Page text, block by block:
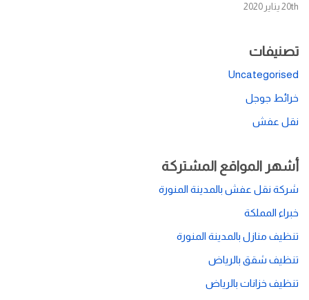
20th يناير 2020
تصنيفات
Uncategorised
خرائط جوجل
نقل عفش
أشهر المواقع المشتركة
شركة نقل عفش بالمدينة المنورة
خبراء المملكة
تنظيف منازل بالمدينة المنورة
تنظيف شقق بالرياض
تنظيف خزانات بالرياض